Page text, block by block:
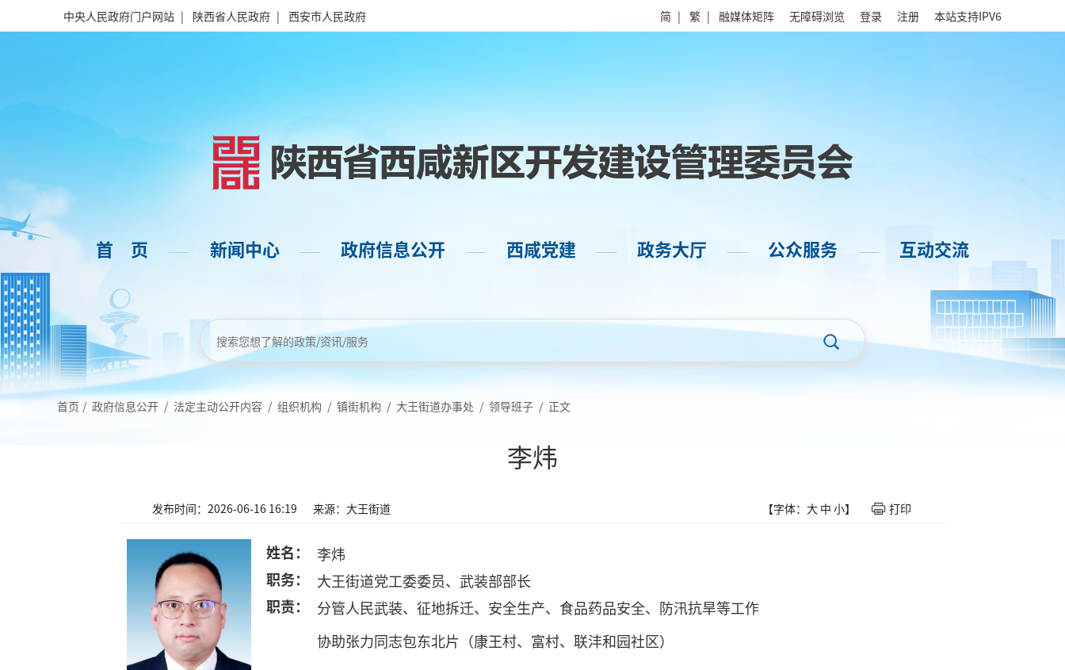
中央人民政府门户网站 | 陕西省人民政府 | 西安市人民政府 简 | 繁 | 融媒体矩阵 无障碍浏览 登录 注册 本站支持IPV6
首 页 —— 新闻中心 —— 政府信息公开 —— 西咸党建 —— 政务大厅 —— 公众服务 —— 互动交流
首页 / 政府信息公开 / 法定主动公开内容 / 组织机构 / 镇街机构 / 大王街道办事处 / 领导班子 / 正文
李炜
发布时间：2026-06-16 16:19 来源：大王街道 【字体： 大 中 小】 打印
姓名：
李炜
职务：
大王街道党工委委员、武装部部长
职责：
分管人民武装、征地拆迁、安全生产、食品药品安全、防汛抗旱等工作
协助张力同志包东北片（康王村、富村、联沣和园社区）